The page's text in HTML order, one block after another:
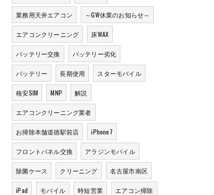
業務用天井エアコン ～GW休業のお知らせ～
エアコンクリーニング 床WAX
バッテリー交換 バッテリー劣化
バッテリー 長期使用 スターモバイル
格安SIM MNP 解説
エアコンクリーニング業者
お掃除本舗道徳駅前店 iPhone7
フロントパネル交換 アラジンモバイル
除菌ケース クリーニング 名古屋市南区
iPad モバイル 時短営業 エアコン掃除